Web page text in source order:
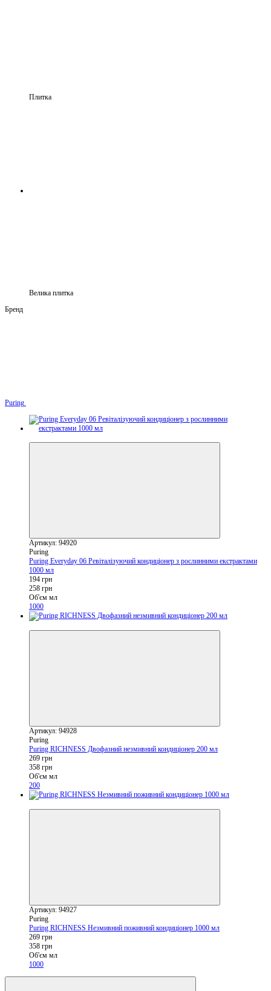
Плитка
Велика плитка
Бренд
Puring
Артикул: 94920
Puring
Puring Everyday 06 Ревіталізуючий кондиціонер з рослинними екстрактами
1000 мл
194 грн
258 грн
Об'єм мл
1000
Артикул: 94928
Puring
Puring RICHNESS Двофазний незмивний кондиціонер 200 мл
269 грн
358 грн
Об'єм мл
200
Артикул: 94927
Puring
Puring RICHNESS Незмивний поживний кондиціонер 1000 мл
269 грн
358 грн
Об'єм мл
1000